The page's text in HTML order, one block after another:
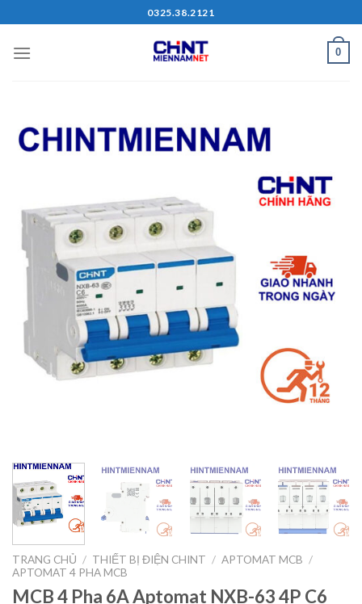
to
content
0325.38.2121
0
TRANG CHỦ / THIẾT BỊ ĐIỆN CHINT / APTOMAT MCB /
APTOMAT 4 PHA MCB
MCB 4 Pha 6A Aptomat NXB-63 4P C6